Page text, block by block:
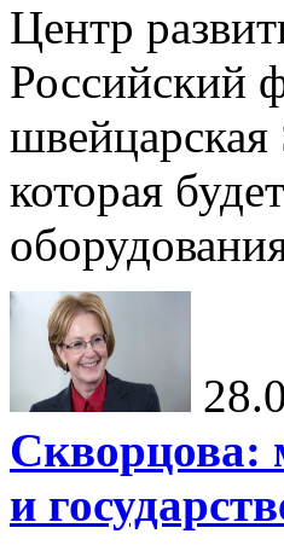
Центр
Российский
которая
Скворцова:
и